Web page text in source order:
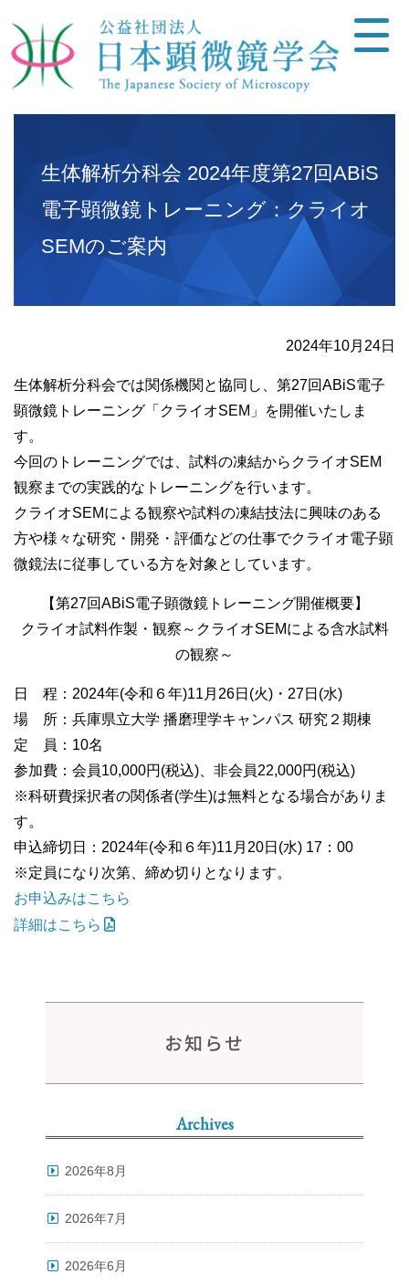
生体解析分科会 2024年度第27回ABiS
電子顕微鏡トレーニング：クライオ
SEMのご案内
2024年10月24日
生体解析分科会では関係機関と協同し、第27回ABiS電子
顕微鏡トレーニング「クライオSEM」を開催いたしま
す。
今回のトレーニングでは、試料の凍結からクライオSEM
観察までの実践的なトレーニングを行います。
クライオSEMによる観察や試料の凍結技法に興味のある
方や様々な研究・開発・評価などの仕事でクライオ電子顕
微鏡法に従事している方を対象としています。
【第27回ABiS電子顕微鏡トレーニング開催概要】
クライオ試料作製・観察～クライオSEMによる含水試料
の観察～
日 程：2024年(令和６年)11月26日(火)・27日(水)
場 所：兵庫県立大学 播磨理学キャンパス 研究２期棟
定 員：10名
参加費：会員10,000円(税込)、非会員22,000円(税込)
※科研費採択者の関係者(学生)は無料となる場合がありま
す。
申込締切日：2024年(令和６年)11月20日(水) 17：00
※定員になり次第、締め切りとなります。
お申込みはこちら
詳細はこちら
お知らせ
Archives
2026年8月
2026年7月
2026年6月